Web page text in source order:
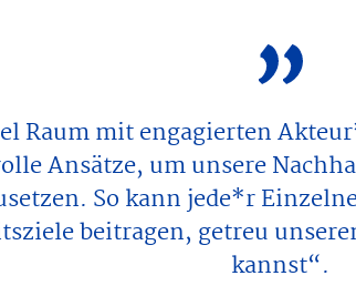
Raum mit engagierten
Ansätze, um unsere
So kann jede*r
beitragen, getreu
kannst“.